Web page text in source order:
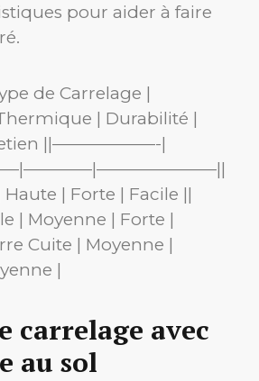
pour aider à faire
de Carrelage |
| Durabilité |
||——————-|
| Forte | Facile ||
| Moyenne | Forte |
Cuite | Moyenne |
|
carrelage avec
au sol